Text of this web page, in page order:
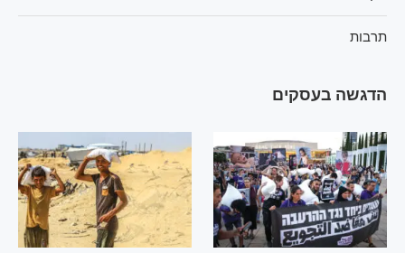
תרבות
הדגשה בעסקים